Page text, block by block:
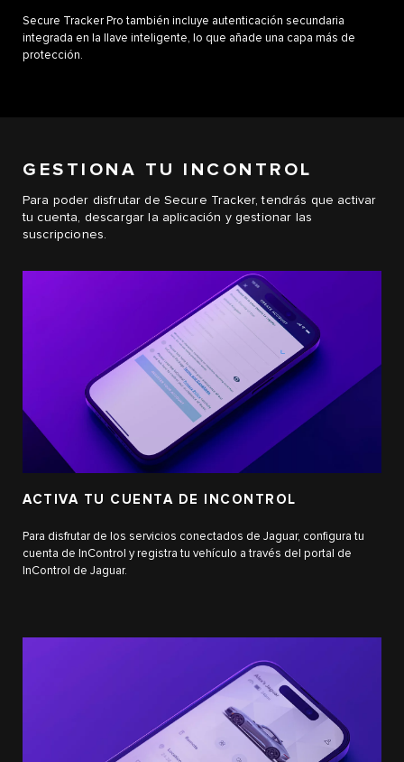
Secure Tracker Pro también incluye autenticación secundaria
integrada en la llave inteligente, lo que añade una capa más de
protección.
GESTIONA TU INCONTROL
Para poder disfrutar de Secure Tracker, tendrás que activar
tu cuenta, descargar la aplicación y gestionar las
suscripciones.
ACTIVA TU CUENTA DE INCONTROL
Para disfrutar de los servicios conectados de Jaguar, configura tu
cuenta de InControl y registra tu vehículo a través del portal de
InControl de Jaguar.